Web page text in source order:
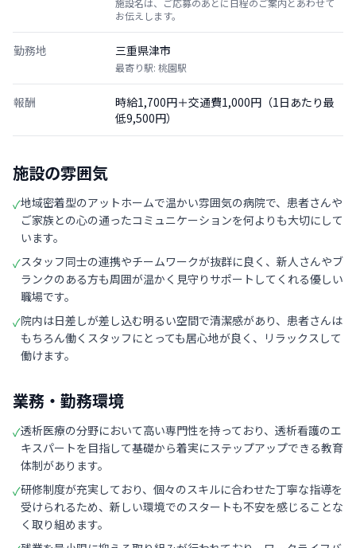
施設名は、ご応募のあとに日程のご案内とあわせて
お伝えします。
勤務地 三重県津市
最寄り駅: 桃園駅
報酬
時給1,700円＋交通費1,000円（1日あたり最
低9,500円）
施設の雰囲気
✓地域密着型のアットホームで温かい雰囲気の病院で、患者さんや
ご家族との心の通ったコミュニケーションを何よりも大切にして
います。
✓スタッフ同士の連携やチームワークが抜群に良く、新人さんやブ
ランクのある方も周囲が温かく見守りサポートしてくれる優しい
職場です。
✓院内は日差しが差し込む明るい空間で清潔感があり、患者さんは
もちろん働くスタッフにとっても居心地が良く、リラックスして
働けます。
業務・勤務環境
✓透析医療の分野において高い専門性を持っており、透析看護のエ
キスパートを目指して基礎から着実にステップアップできる教育
体制があります。
✓研修制度が充実しており、個々のスキルに合わせた丁寧な指導を
受けられるため、新しい環境でのスタートも不安を感じることな
く取り組めます。